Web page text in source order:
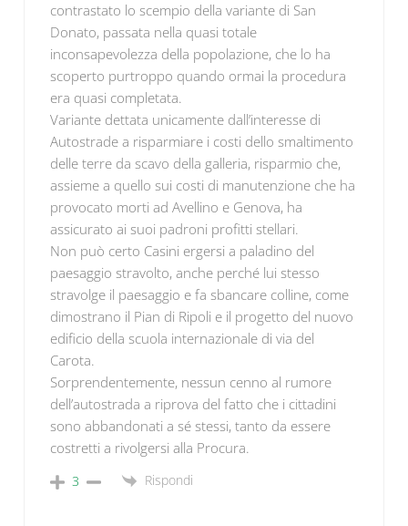
contrastato lo scempio della variante di San
Donato, passata nella quasi totale
inconsapevolezza della popolazione, che lo ha
scoperto purtroppo quando ormai la procedura
era quasi completata.
Variante dettata unicamente dall’interesse di
Autostrade a risparmiare i costi dello smaltimento
delle terre da scavo della galleria, risparmio che,
assieme a quello sui costi di manutenzione che ha
provocato morti ad Avellino e Genova, ha
assicurato ai suoi padroni profitti stellari.
Non può certo Casini ergersi a paladino del
paesaggio stravolto, anche perché lui stesso
stravolge il paesaggio e fa sbancare colline, come
dimostrano il Pian di Ripoli e il progetto del nuovo
edificio della scuola internazionale di via del
Carota.
Sorprendentemente, nessun cenno al rumore
dell’autostrada a riprova del fatto che i cittadini
sono abbandonati a sé stessi, tanto da essere
costretti a rivolgersi alla Procura.
3 Rispondi